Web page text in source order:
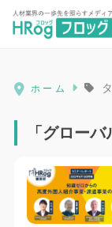
HRog | 人
ホーム
「グロー